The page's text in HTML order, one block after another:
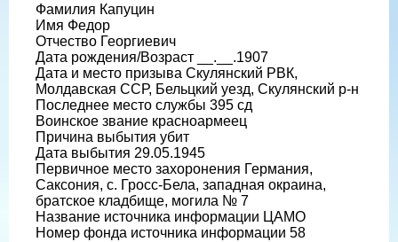
Фамилия Капуцин
Имя Федор
Отчество Георгиевич
Дата рождения/Возраст __.__.1907
Дата и место призыва Скулянский РВК,
Молдавская ССР, Бельцкий уезд, Скулянский р-н
Последнее место службы 395 сд
Воинское звание красноармеец
Причина выбытия убит
Дата выбытия 29.05.1945
Первичное место захоронения Германия,
Саксония, с. Гросс-Бела, западная окраина,
братское кладбище, могила № 7
Название источника информации ЦАМО
Номер фонда источника информации 58